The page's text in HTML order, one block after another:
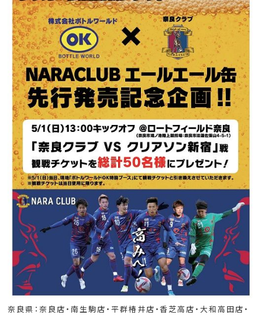
奈良県：奈良店・南生駒店・平群椿井店・香芝高店・大和高田店・